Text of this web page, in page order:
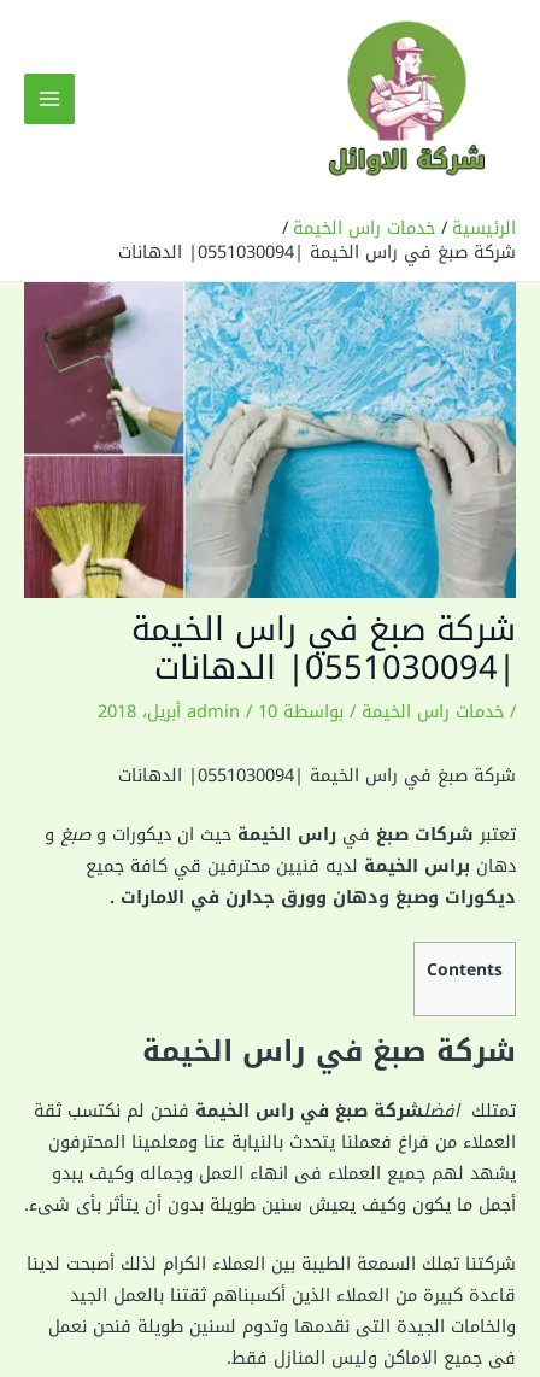
الرئيسية خدمات راس الخيمة
شركة صبغ في راس الخيمة |0551030094| الدهانات
شركة صبغ في راس الخيمة
|0551030094| الدهانات
/خدمات راس الخيمة / بواسطة admin / 10 أبريل، 2018
شركة صبغ في راس الخيمة |0551030094| الدهانات
تعتبرشركات صبغ في راس الخيمة حيث ان ديكورات وصبغ و
دهان براس الخيمة لديه فنيين محترفين قي كافة جميع
ديكورات وصبغ ودهان وورق جدارن في الامارات .
Contents
شركة صبغ في راس الخيمة
تمتلكافضلشركة صبغ في راس الخيمة فنحن لم نكتسب ثقة
العملاء من فراغ فعملنا يتحدث بالنيابة عنا ومعلمينا المحترفون
يشهد لهم جميع العملاء فى انهاء العمل وجماله وكيف يبدو
أجمل ما يكون وكيف يعيش سنين طويلة بدون أن يتأثر بأى شىء.
شركتنا تملك السمعة الطيبة بين العملاء الكرام لذلك أصبحت لدينا
قاعدة كبيرة من العملاء الذين أكسبناهم ثقتنا بالعمل الجيد
والخامات الجيدة التى نقدمها وتدوم لسنين طويلة فنحن نعمل
فى جميع الاماكن وليس المنازل فقط.